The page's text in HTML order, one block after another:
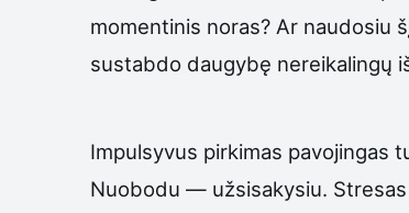
momentinis noras? Ar naudosiu
sustabdo daugybę nereikalingų
Impulsyvus pirkimas pavojingas
Nuobodu — užsisakysiu.